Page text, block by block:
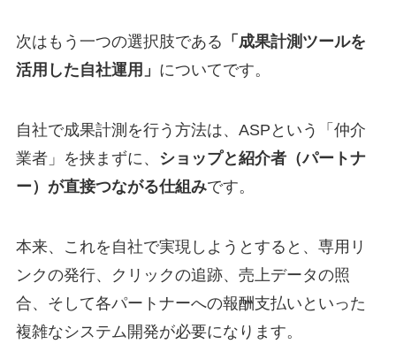
次はもう一つの選択肢である 「成果計測ツールを
活用した自社運用」 についてです。
自社で成果計測を行う方法は、ASPという「仲介
業者」を挟まずに、
ショップと紹介者（パートナ
ー）が直接つながる仕組みです。
本来、これを自社で実現しようとすると、専用リ
ンクの発行、クリックの追跡、売上データの照
合、そして各パートナーへの報酬支払いといった
複雑なシステム開発が必要になります。